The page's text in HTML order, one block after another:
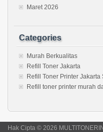
Maret 2026
Categories
Murah Berkualitas
Refill Toner Jakarta
Refill Toner Printer Jakarta
Refill toner printer murah
Hak Cipta © 2026